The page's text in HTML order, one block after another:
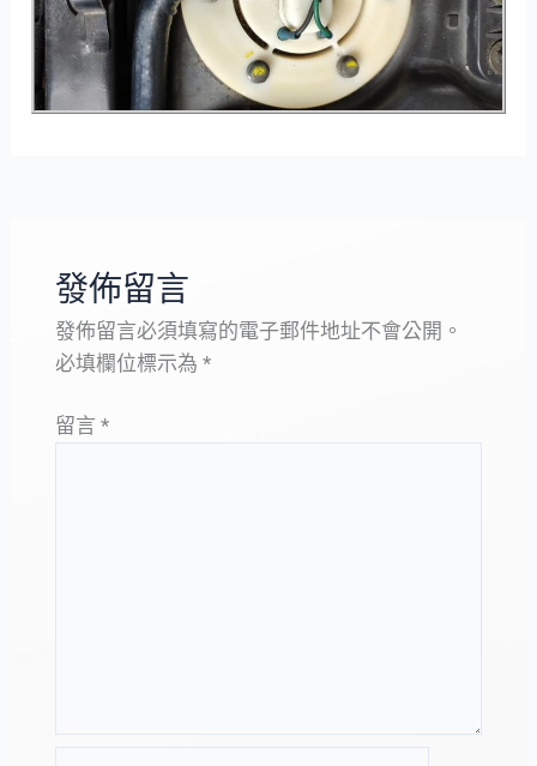
發佈留言
發佈留言必須填寫的電子郵件地址不會公開。
必填欄位標示為 *
留言 *